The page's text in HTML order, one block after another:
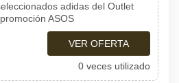
adidas del Outlet
ASOS
VER OFERTA
0 veces utilizado